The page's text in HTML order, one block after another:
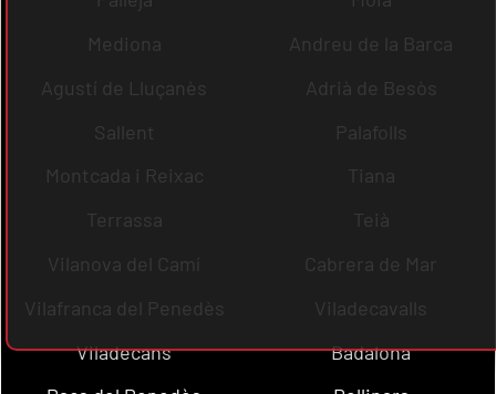
Mediona
Andreu de la Barca
Agustí de Lluçanès
Adrià de Besòs
Sallent
Palafolls
Montcada i Reixac
Tiana
Terrassa
Teià
Vilanova del Camí
Cabrera de Mar
Vilafranca del Penedès
Viladecavalls
Viladecans
Badalona